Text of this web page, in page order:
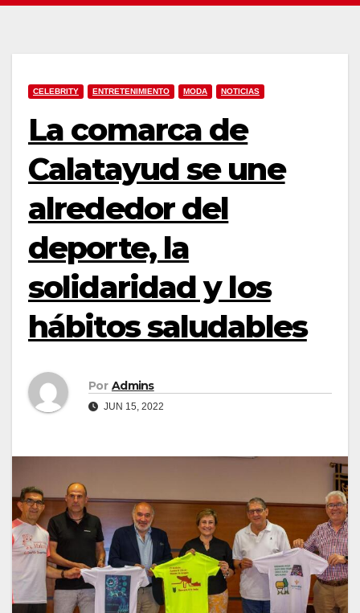
CELEBRITY ENTRETENIMIENTO MODA NOTICIAS
La comarca de
Calatayud se une
alrededor del
deporte, la
solidaridad y los
hábitos saludables
Por Admins
JUN 15, 2022